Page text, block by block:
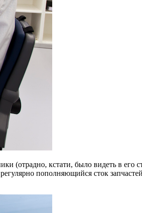
(отрадно, кстати, было видеть в его
пополняющийся сток